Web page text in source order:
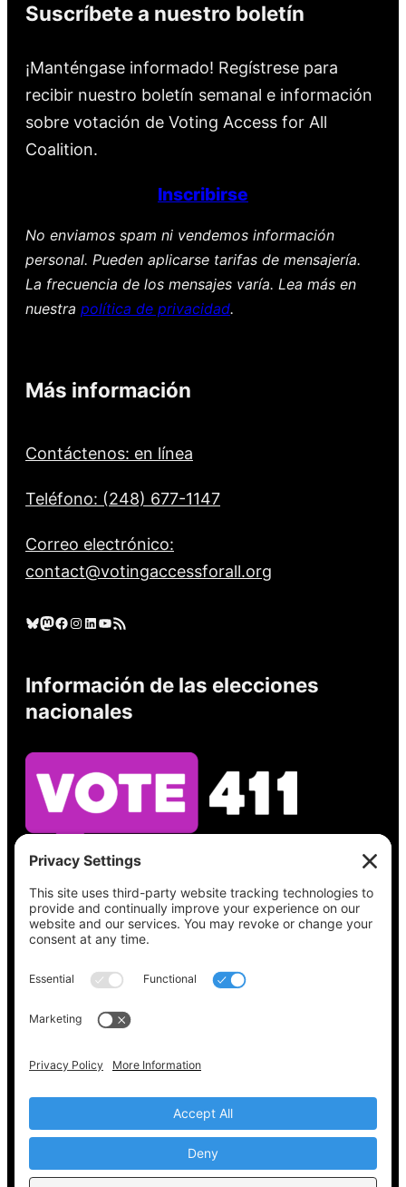
Suscríbete a nuestro boletín
¡Manténgase informado! Regístrese para
recibir nuestro boletín semanal e información
sobre votación de Voting Access for All
Coalition.
Inscribirse
No enviamos spam ni vendemos información
personal. Pueden aplicarse tarifas de mensajería.
La frecuencia de los mensajes varía. Lea más en
nuestra política de privacidad.
Más información
Contáctenos: en línea
Teléfono: (248) 677-1147
Correo electrónico:
contact@votingaccessforall.org
Cielo azul Mastodonte Facebook Instagram LinkedIn YouTube Feed RSS
Información de las elecciones
nacionales
Vea lo que hay en su boleta, encuentre su
lugar de votación, verifique el estado de su
registro y obtenga toda la información
electoral que necesita enVote411.org.
Por favor no utilice:
Derechos de autor © 2022-2024 Coalición de
acceso al voto para todos